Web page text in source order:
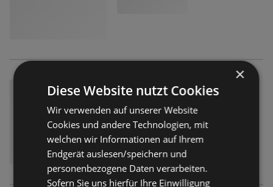
×
Diese Website nutzt Cookies
Wir verwenden auf unserer Website
Cookies und andere Technologien, mit
welchen wir Informationen auf Ihrem
Endgerät auslesen/speichern und
personenbezogene Daten verarbeiten.
Sofern Sie uns hierfür Ihre Einwilligung